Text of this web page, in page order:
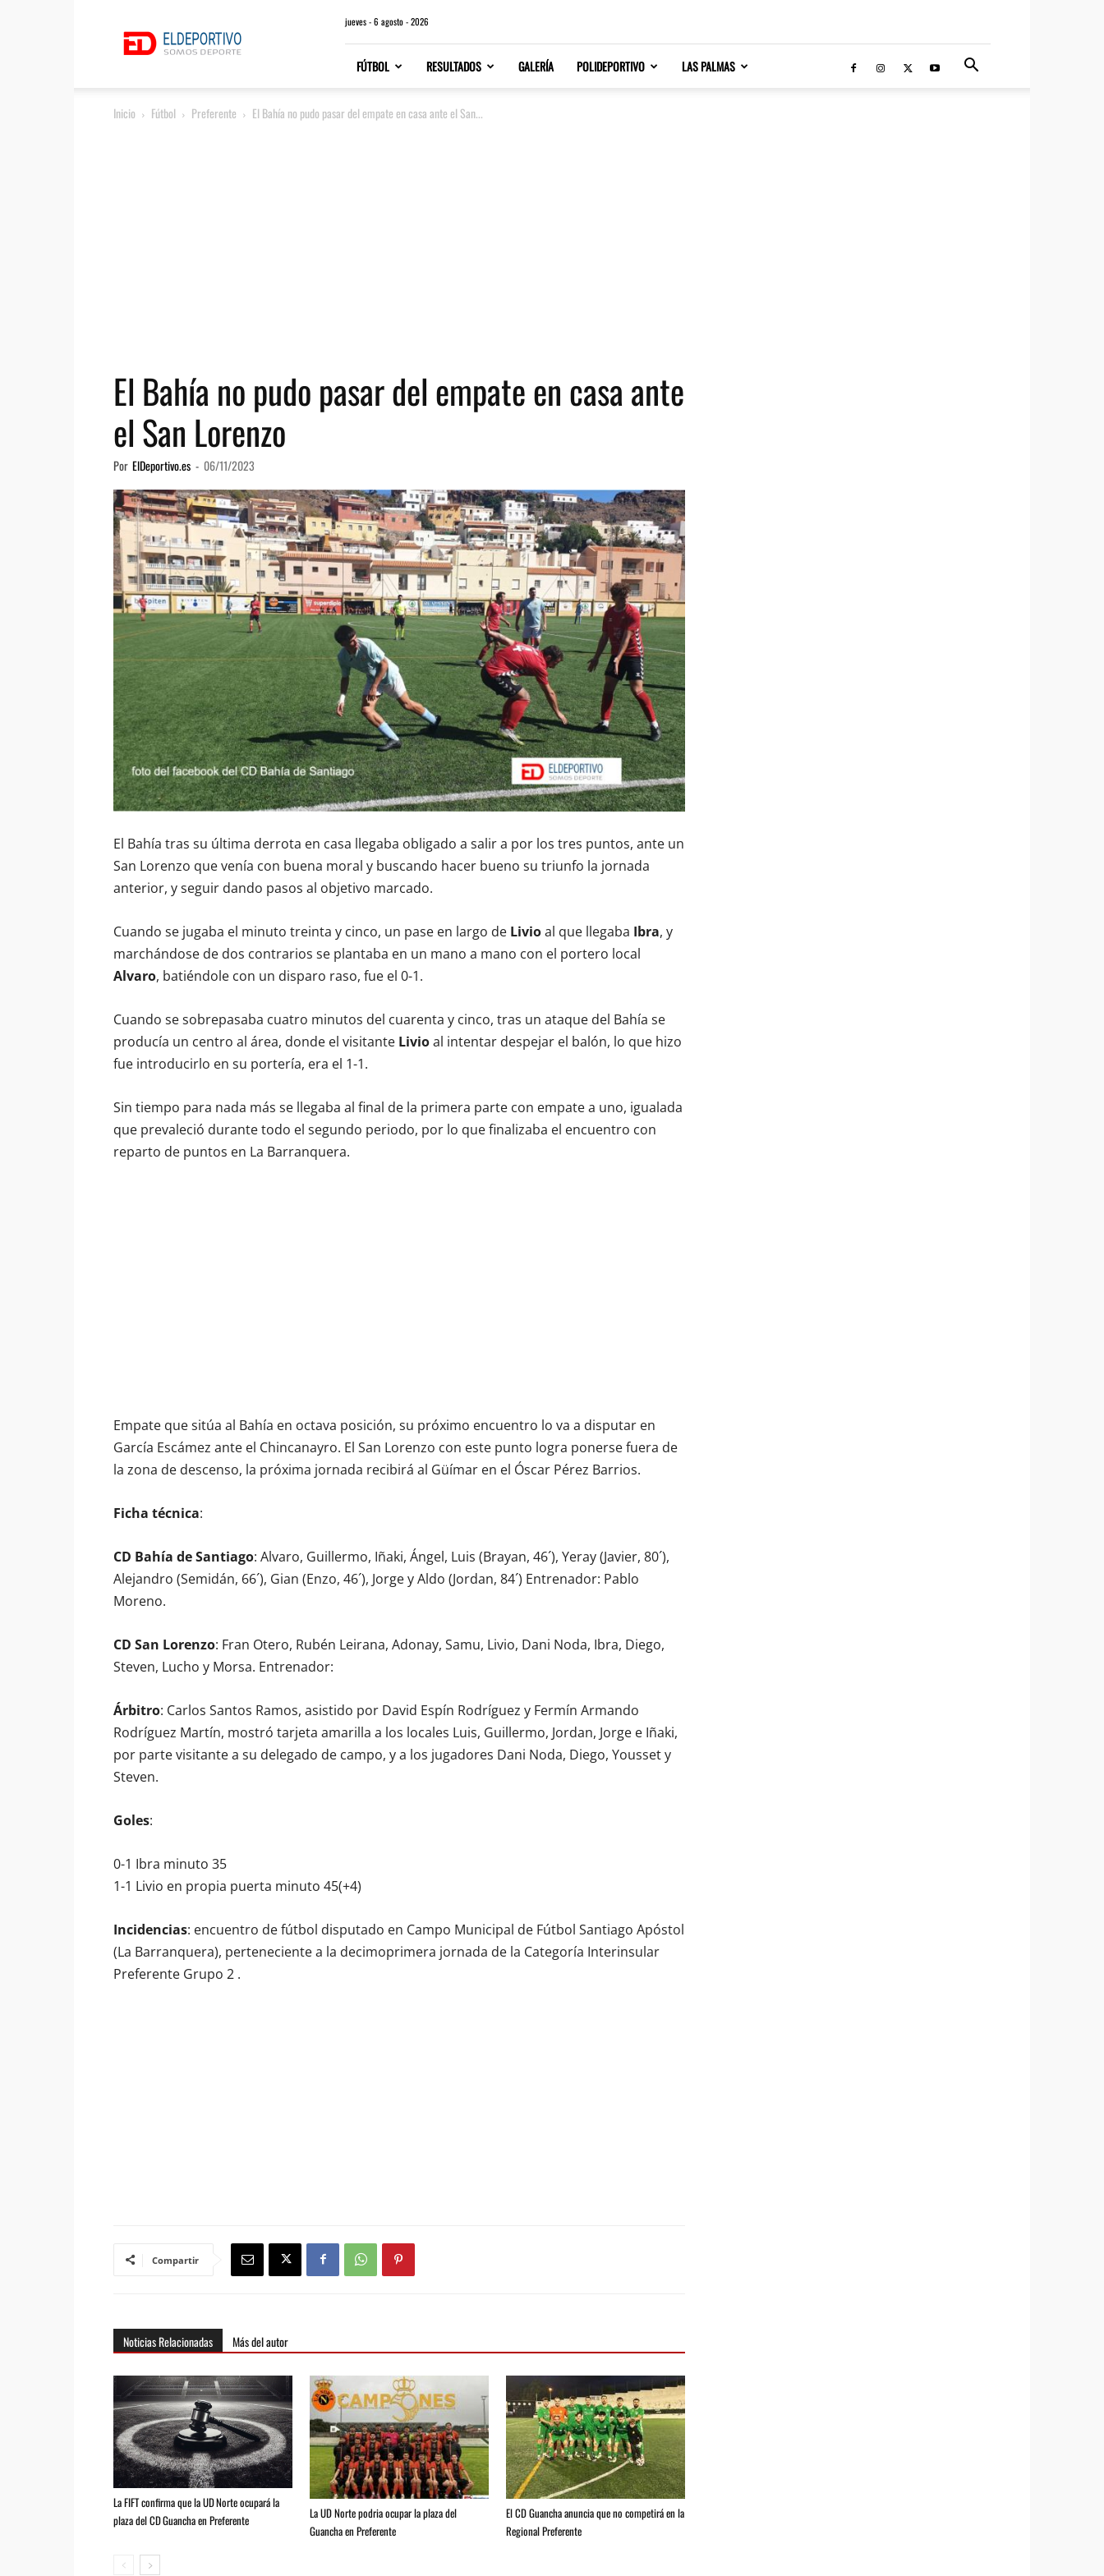
jueves - 6 agosto - 2026
FÚTBOL RESULTADOS GALERÍA POLIDEPORTIVO LAS PALMAS
Inicio Fútbol Preferente El Bahía no pudo pasar del empate en casa ante el San...
El Bahía no pudo pasar del empate en casa ante
el San Lorenzo
Por ElDeportivo.es - 06/11/2023
El Bahía tras su última derrota en casa llegaba obligado a salir a por los tres puntos, ante un
San Lorenzo que venía con buena moral y buscando hacer bueno su triunfo la jornada
anterior, y seguir dando pasos al objetivo marcado.
Cuando se jugaba el minuto treinta y cinco, un pase en largo de Livioal que llegaba Ibra, y
marchándose de dos contrarios se plantaba en un mano a mano con el portero local
Alvaro, batiéndole con un disparo raso, fue el 0-1.
Cuando se sobrepasaba cuatro minutos del cuarenta y cinco, tras un ataque del Bahía se
producía un centro al área, donde el visitante Livioal intentar despejar el balón, lo que hizo
fue introducirlo en su portería, era el 1-1.
Sin tiempo para nada más se llegaba al final de la primera parte con empate a uno, igualada
que prevaleció durante todo el segundo periodo, por lo que finalizaba el encuentro con
reparto de puntos en La Barranquera.
Empate que sitúa al Bahía en octava posición, su próximo encuentro lo va a disputar en
García Escámez ante el Chincanayro. El San Lorenzo con este punto logra ponerse fuera de
la zona de descenso, la próxima jornada recibirá al Güímar en el Óscar Pérez Barrios.
Ficha técnica:
CD Bahía de Santiago: Alvaro, Guillermo, Iñaki, Ángel, Luis (Brayan, 46´), Yeray (Javier, 80´),
Alejandro (Semidán, 66´), Gian (Enzo, 46´), Jorge y Aldo (Jordan, 84´) Entrenador: Pablo
Moreno.
CD San Lorenzo: Fran Otero, Rubén Leirana, Adonay, Samu, Livio, Dani Noda, Ibra, Diego,
Steven, Lucho y Morsa. Entrenador:
Árbitro: Carlos Santos Ramos, asistido por David Espín Rodríguez y Fermín Armando
Rodríguez Martín, mostró tarjeta amarilla a los locales Luis, Guillermo, Jordan, Jorge e Iñaki,
por parte visitante a su delegado de campo, y a los jugadores Dani Noda, Diego, Yousset y
Steven.
Goles:
0-1 Ibra minuto 35
1-1 Livio en propia puerta minuto 45(+4)
Incidencias: encuentro de fútbol disputado en Campo Municipal de Fútbol Santiago Apóstol
(La Barranquera), perteneciente a la decimoprimera jornada de la Categoría Interinsular
Preferente Grupo 2 .
Compartir
Noticias Relacionadas Más del autor
La FIFT confirma que la UD Norte ocupará la
plaza del CD Guancha en Preferente
La UD Norte podria ocupar la plaza del
Guancha en Preferente
El CD Guancha anuncia que no competirá en la
Regional Preferente